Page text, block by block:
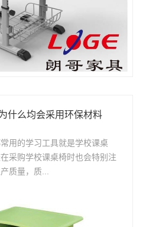
什么均会采用环保材料
用的学习工具就是学校课桌
采购学校课桌椅时也会特别注
质量，质...